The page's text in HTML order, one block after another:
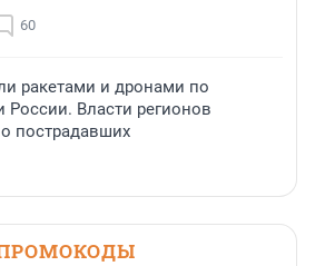
60
ракетами и дронами по
России. Власти регионов
пострадавших